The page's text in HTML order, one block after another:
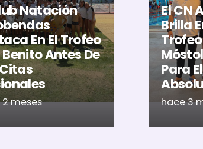
Natación
En El Trofeo
Antes De
meses
El CN
Brilla
Para
hace 3